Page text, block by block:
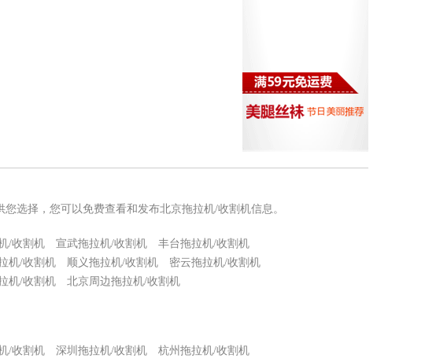
选择，您可以免费查看和发布北京拖拉机/收割机信息。
/收割机 宣武拖拉机/收割机
丰台拖拉机/收割机
机/收割机 顺义拖拉机/收割机
密云拖拉机/收割机
机/收割机 北京周边拖拉机/收割机
/收割机 深圳拖拉机/收割机 杭州拖拉机/收割机